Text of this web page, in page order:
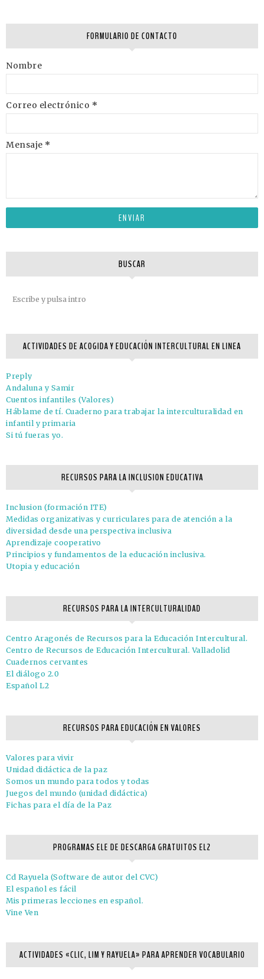
FORMULARIO DE CONTACTO
Nombre
Correo electrónico *
Mensaje *
BUSCAR
ACTIVIDADES DE ACOGIDA Y EDUCACIÓN INTERCULTURAL EN LINEA
Preply
Andaluna y Samir
Cuentos infantiles (Valores)
Háblame de tí. Cuaderno para trabajar la interculturalidad en
infantil y primaria
Si tú fueras yo.
RECURSOS PARA LA INCLUSION EDUCATIVA
Inclusion (formación ITE)
Medidas organizativas y curriculares para de atención a la
diversidad desde una perspectiva inclusiva
Aprendizaje cooperativo
Principios y fundamentos de la educación inclusiva.
Utopia y educación
RECURSOS PARA LA INTERCULTURALIDAD
Centro Aragonés de Recursos para la Educación Intercultural.
Centro de Recursos de Educación Intercultural. Valladolid
Cuadernos cervantes
El diálogo 2.0
Español L2
RECURSOS PARA EDUCACIÓN EN VALORES
Valores para vivir
Unidad didáctica de la paz
Somos un mundo para todos y todas
Juegos del mundo (unidad didáctica)
Fichas para el día de la Paz
PROGRAMAS ELE DE DESCARGA GRATUITOS EL2
Cd Rayuela (Software de autor del CVC)
El español es fácil
Mis primeras lecciones en español.
Vine Ven
ACTIVIDADES «CLIC, LIM Y RAYUELA» PARA APRENDER VOCABULARIO